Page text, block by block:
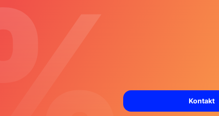
Kontakt